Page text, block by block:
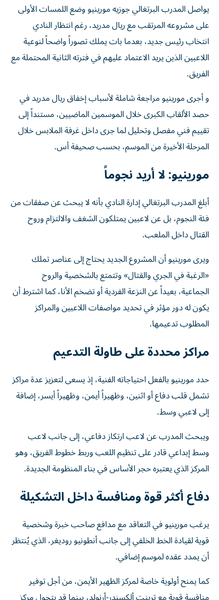
يواصل المدرب البرتغالي جوزيه مورينيو وضع اللمسات الأولى
على مشروعه المرتقب مع ريال مدريد، رغم انتظار النادي
انتخاب رئيس جديد، بعدما بات يملك تصوراً واضحاً لنوعية
اللاعبين الذين يريد الاعتماد عليهم في فترته الثانية المحتملة مع
الفريق.
و أجرى مورينيو مراجعة شاملة لأسباب إخفاق ريال مدريد في
حصد الألقاب الكبرى خلال الموسمين الماضيين، مستنداً إلى
تقييم فني مفصل وتحليل لما جرى داخل غرفة الملابس خلال
المرحلة الأخيرة من الموسم، بحسب صحيفة أس.
مورينيو: لا أريد نجوماً
أبلغ المدرب البرتغالي إدارة النادي بأنه لا يبحث عن صفقات من
فئة النجوم، بل عن لاعبين يمتلكون الشغف والالتزام وروح
القتال داخل الملعب.
ويرى مورينيو أن المشروع الجديد يحتاج إلى عناصر تملك
«الرغبة في الجري والقتال» وتتمتع بالشخصية والروح
الجماعية، بعيداً عن النزعة الفردية أو تضخم الأنا، كما اشترط أن
يكون له دور مؤثر في تحديد مواصفات اللاعبين والمراكز
المطلوب تدعيمها.
مراكز محددة على طاولة التدعيم
حدد مورينيو بالفعل احتياجاته الفنية، إذ يسعى لتعزيز عدة مراكز
تشمل قلب دفاع أو اثنين، وظهيراً أيمن، وظهيراً أيسر، إضافة
إلى لاعبي وسط.
ويبحث المدرب عن لاعب ارتكاز دفاعي، إلى جانب لاعب
وسط إبداعي قادر على تنظيم اللعب وربط خطوط الفريق، وهو
المركز الذي يعتبره حجر الأساس في بناء المنظومة الجديدة.
دفاع أكثر قوة ومنافسة داخل التشكيلة
يرغب مورينيو في التعاقد مع مدافع صاحب خبرة وشخصية
قوية لقيادة الخط الخلفي إلى جانب أنطونيو روديغر، الذي يُنتظر
أن يمدد عقده لموسم إضافي.
كما يمنح أولوية خاصة لمركز الظهير الأيمن، من أجل توفير